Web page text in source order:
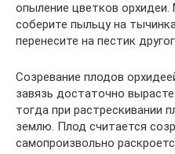
опыление цветков орхидеи.
соберите пыльцу на
перенесите на пестик
Созревание плодов
завязь достаточно
тогда при растрескивании
землю. Плод считается
самопроизвольно